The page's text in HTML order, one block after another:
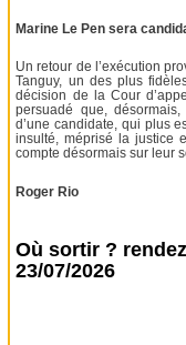
Marine Le Pen sera
Un retour de l’exécution
Tanguy, un des plus
décision de la Cour
persuadé que,
d’une candidate, qui plus
insulté, méprisé la justice
compte désormais sur leur
Roger Rio
Où sortir ?
23/07/2026